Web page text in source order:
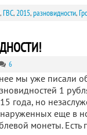
,ГВС,2015,разновидности,
6
мы уже писали
1
года, но
еще в
монеты.